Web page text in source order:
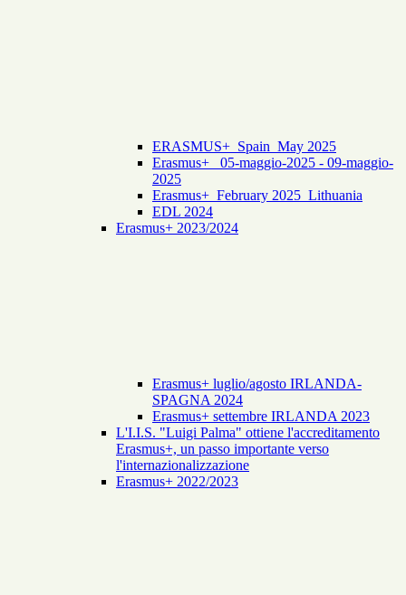
ERASMUS+_Spain_May 2025
Erasmus+_ 05-maggio-2025 - 09-maggio-
2025
Erasmus+_February 2025_Lithuania
EDL 2024
Erasmus+ 2023/2024
Erasmus+ luglio/agosto IRLANDA-
SPAGNA 2024
Erasmus+ settembre IRLANDA 2023
L'I.I.S. "Luigi Palma" ottiene l'accreditamento
Erasmus+, un passo importante verso
l'internazionalizzazione
Erasmus+ 2022/2023